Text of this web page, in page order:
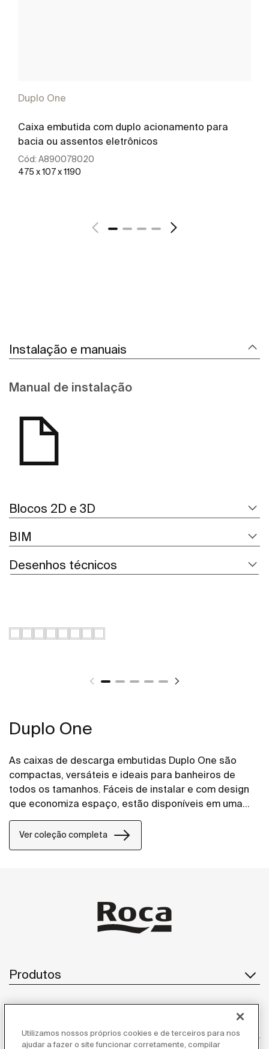
Duplo One
Caixa embutida com duplo acionamento para
bacia ou assentos eletrônicos
Cód: A890078020
475 x 107 x 1190
Instalação e manuais
Manual de instalação
Blocos 2D e 3D
BIM
Desenhos técnicos
Duplo One
As caixas de descarga embutidas Duplo One são
compactas, versáteis e ideais para banheiros de
todos os tamanhos. Fáceis de instalar e com design
que economiza espaço, estão disponíveis em uma
Ver coleção completa
Produtos
Atendimento ao cliente
Utilizamos nossos próprios cookies e de terceiros para nos
ajudar a fazer o site funcionar corretamente, compilar